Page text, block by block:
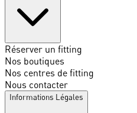
Réserver un fitting
Nos boutiques
Nos centres de fitting
Nous contacter
Informations Légales